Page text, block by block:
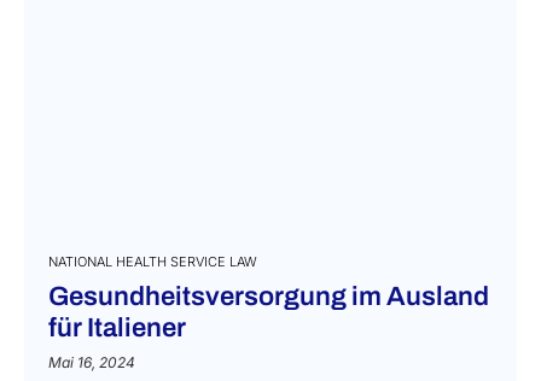
NATIONAL HEALTH SERVICE LAW
Gesundheitsversorgung im Ausland
für Italiener
Mai 16, 2024